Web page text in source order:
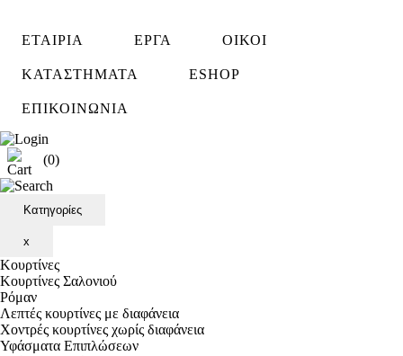
ΕΤΑΙΡΙΑ ΕΡΓΑ ΟΙΚΟΙ
ΚΑΤΑΣΤΗΜΑΤΑ ESHOP
ΕΠΙΚΟΙΝΩΝΙΑ
(0)
Κατηγορίες
x
Κουρτίνες
Κουρτίνες Σαλονιού
Ρόμαν
Λεπτές κουρτίνες με διαφάνεια
Χοντρές κουρτίνες χωρίς διαφάνεια
Υφάσματα Επιπλώσεων